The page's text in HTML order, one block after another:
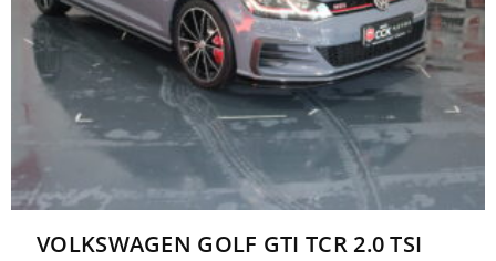
VOLKSWAGEN GOLF GTI TCR 2.0 TSI